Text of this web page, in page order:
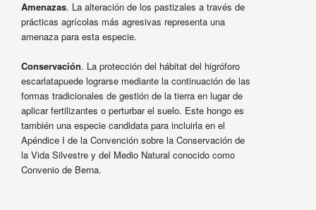
Amenazas. La alteración de los pastizales a través de
prácticas agrícolas más agresivas representa una
amenaza para esta especie.
Conservación. La protección del hábitat del higróforo
escarlatapuede lograrse mediante la continuación de las
formas tradicionales de gestión de la tierra en lugar de
aplicar fertilizantes o perturbar el suelo. Este hongo es
también una especie candidata para incluirla en el
Apéndice I de la Convención sobre la Conservación de
la Vida Silvestre y del Medio Natural conocido como
Convenio de Berna.